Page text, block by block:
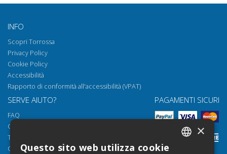
INFO
Scopri Torrossa
Privacy Policy
Cookie Policy
Accessibilità
Rapporto di conformità all'accessibilità (VPAT)
SERVE AIUTO?
FAQ
Come aprire i nostri documenti
Torrossa Reader
Condizioni d'uso
PAGAMENTI SICURI
×
Questo sito web utilizza cookie